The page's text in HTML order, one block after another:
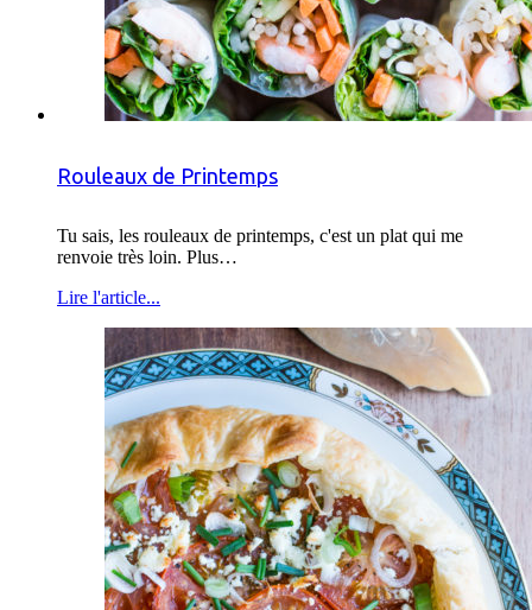
Rouleaux de Printemps
Tu sais, les rouleaux de printemps, c'est un plat qui me
renvoie très loin. Plus…
Lire l'article...